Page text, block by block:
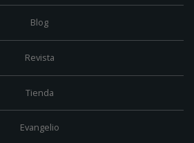
Blog
Revista
Tienda
Evangelio